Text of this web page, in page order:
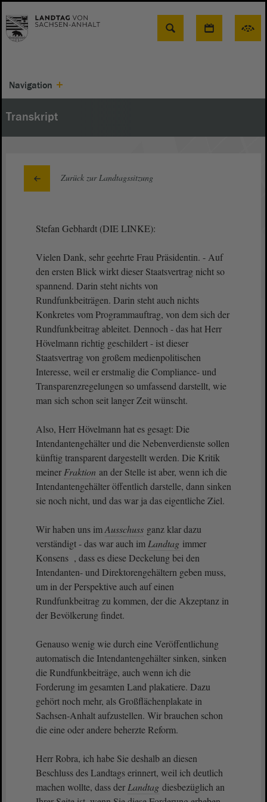
Suche
Navigation
Transkript
Zurück zur Landtagssitzung
Stefan Gebhardt (DIE LINKE):
Vielen Dank, sehr geehrte Frau Präsidentin. - Auf
den ersten Blick wirkt dieser Staatsvertrag nicht so
spannend. Darin steht nichts von
Rundfunkbeiträgen. Darin steht auch nichts
Konkretes vom Programmauftrag, von dem sich der
Rundfunkbeitrag ableitet. Dennoch - das hat Herr
Hövelmann richtig geschildert - ist dieser
Staatsvertrag von großem medienpolitischen
Interesse, weil er erstmalig die Compliance- und
Transparenzregelungen so umfassend darstellt, wie
man sich schon seit langer Zeit wünscht.
Also, Herr Hövelmann hat es gesagt: Die
Intendantengehälter und die Nebenverdienste sollen
künftig transparent dargestellt werden. Die Kritik
meiner Fraktion an der Stelle ist aber, wenn ich die
Intendantengehälter öffentlich darstelle, dann sinken
sie noch nicht, und das war ja das eigentliche Ziel.
Wir haben uns imAusschuss ganz klar dazu
verständigt - das war auch im Landtag immer
Konsens , dass es diese Deckelung bei den
Intendanten- und Direktorengehältern geben muss,
um in der Perspektive auch auf einen
Rundfunkbeitrag zu kommen, der die Akzeptanz in
der Bevölkerung findet.
Genauso wenig wie durch eine Veröffentlichung
automatisch die Intendantengehälter sinken, sinken
die Rundfunkbeiträge, auch wenn ich die
Forderung im gesamten Land plakatiere. Dazu
gehört noch mehr, als Großflächenplakate in
Sachsen-Anhalt aufzustellen. Wir brauchen schon
die eine oder andere beherzte Reform.
Herr Robra, ich habe Sie deshalb an diesen
Beschluss des Landtags erinnert, weil ich deutlich
machen wollte, dass der Landtag diesbezüglich an